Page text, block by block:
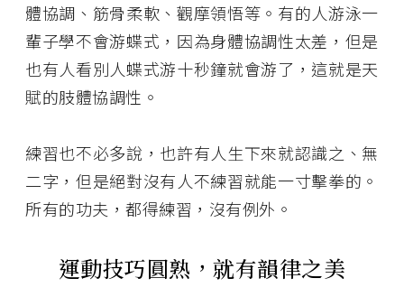
體協調、筋骨柔軟、觀摩領悟等。有的人游泳一
輩子學不會游蝶式，因為身體協調性太差，但是
也有人看別人蝶式游十秒鐘就會游了，這就是天
賦的肢體協調性。
練習也不必多說，也許有人生下來就認識之、無
二字，但是絕對沒有人不練習就能一寸擊拳的。
所有的功夫，都得練習，沒有例外。
運動技巧圓熟，就有韻律之美